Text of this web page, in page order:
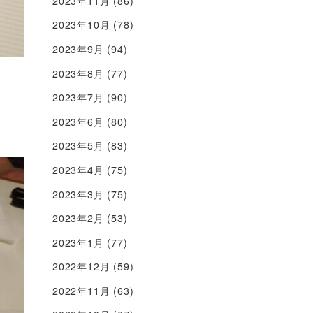
2023年10月 (78)
2023年9月 (94)
2023年8月 (77)
2023年7月 (90)
2023年6月 (80)
2023年5月 (83)
2023年4月 (75)
2023年3月 (75)
2023年2月 (53)
2023年1月 (77)
2022年12月 (59)
2022年11月 (63)